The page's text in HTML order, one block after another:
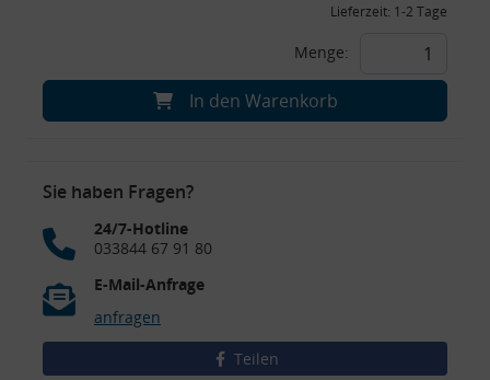
Lieferzeit: 1-2 Tage
Menge:
In den Warenkorb
Sie haben Fragen?
24/7-Hotline
033844 67 91 80
E-Mail-Anfrage
anfragen
Teilen